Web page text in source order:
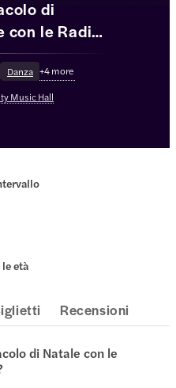
di
con le Radio
Danza +4more
Music Hall
età
Recensioni
di Natale con le